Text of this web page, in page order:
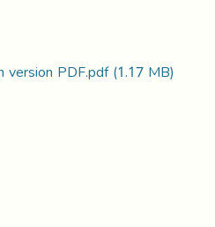
version PDF.pdf(1.17 MB)